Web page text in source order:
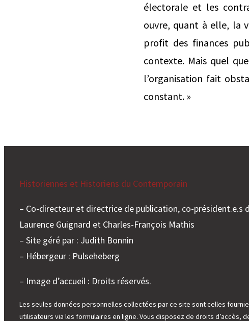
électorale et les
ouvre, quant à elle, la
profit des finances
contexte. Mais quel
l’organisation fait
constant. »
Historiennes et Historiens du Contemporain
– Co-directeur et directrice de publication, co-président.e.s
Laurence Guignard et Charles-François Mathis
– Site géré par : Judith Bonnin
– Hébergeur : Pulseheberg
– Image d’accueil : Droits réservés.
Les seules données personnelles collectées par ce site sont celles
utilisateurs via les formulaires en ligne. Vous disposez de droits d’accès,